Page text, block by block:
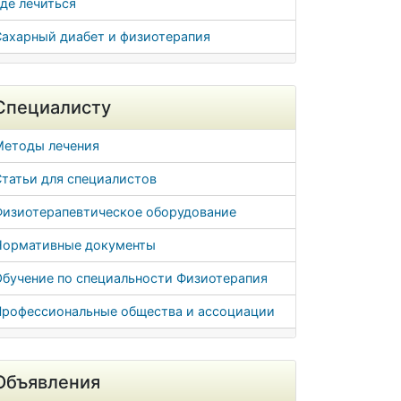
лечиться
диабет и физиотерапия
лечения
для специалистов
оборудование
документы
по специальности Физиотерапия
общества и ассоциации